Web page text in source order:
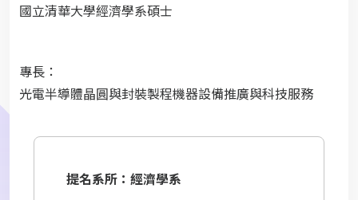
國立清華大學經濟學系碩士
專長：
光電半導體晶圓與封裝製程機器設備推廣與科技服務
提名系所：經濟學系